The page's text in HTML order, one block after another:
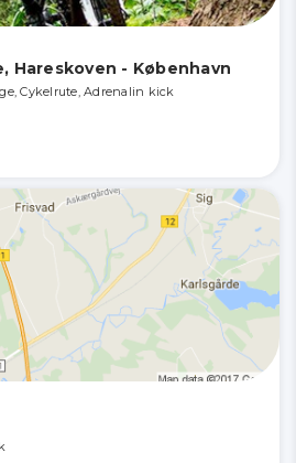
Hareskoven - København
Cykelrute, Adrenalin kick